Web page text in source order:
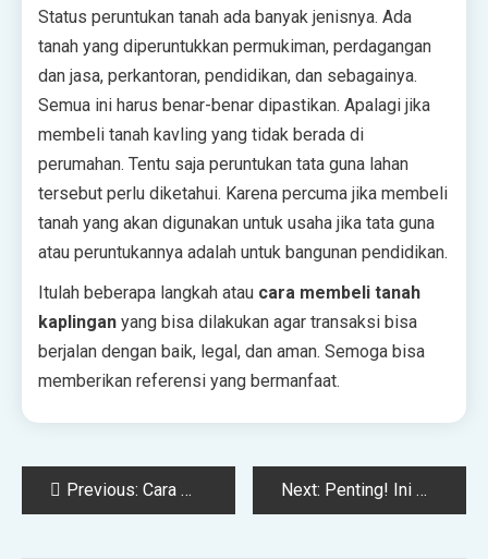
Status peruntukan tanah ada banyak jenisnya. Ada
tanah yang diperuntukkan permukiman, perdagangan
dan jasa, perkantoran, pendidikan, dan sebagainya.
Semua ini harus benar-benar dipastikan. Apalagi jika
membeli tanah kavling yang tidak berada di
perumahan. Tentu saja peruntukan tata guna lahan
tersebut perlu diketahui. Karena percuma jika membeli
tanah yang akan digunakan untuk usaha jika tata guna
atau peruntukannya adalah untuk bangunan pendidikan.
Itulah beberapa langkah atau cara membeli tanah
kaplingan yang bisa dilakukan agar transaksi bisa
berjalan dengan baik, legal, dan aman. Semoga bisa
memberikan referensi yang bermanfaat.
PostPrevious: Cara Menghilangkan Garis Merah di Microsoft Word Untuk Semua Versi Next: Penting! Ini Dia Cara Beli Tanah Yang Benar Agar Tidak Tertipu